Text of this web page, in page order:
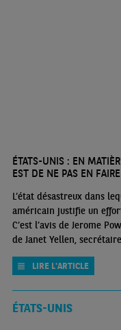
ÉTATS-UNIS : EN
EST DE NE PAS EN
L’état désastreux dans
américain justifie un
C’est l’avis de Jerome
de Janet Yellen,
LIRE L'ARTICLE
ÉTATS-UNIS